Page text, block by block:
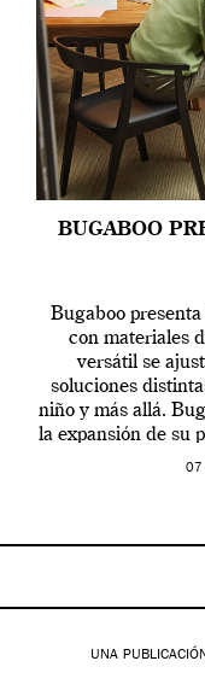
BUGABOO
Bugaboo
con materiales
versátil se
soluciones
niño y más allá.
la expansión de su
UNA